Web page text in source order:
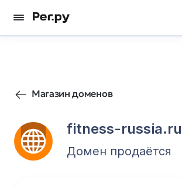
Магазин доменов
fitness-russia.ru
Домен продаётся